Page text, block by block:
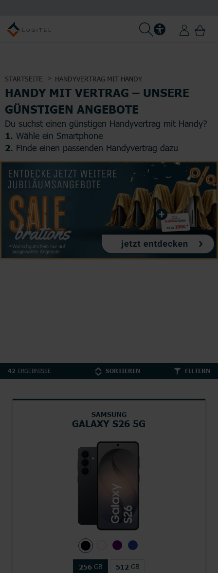
STARTSEITE HANDYVERTRAG MIT HANDY
HANDY MIT VERTRAG – UNSERE
GÜNSTIGEN ANGEBOTE
Du suchst einen günstigen Handyvertrag mit Handy?
1. Wähle ein Smartphone
2. Finde einen passenden Handyvertrag dazu
42 ERGEBNISSE SORTIEREN FILTERN
SAMSUNG
GALAXY S26 5G
256 GB 512 GB